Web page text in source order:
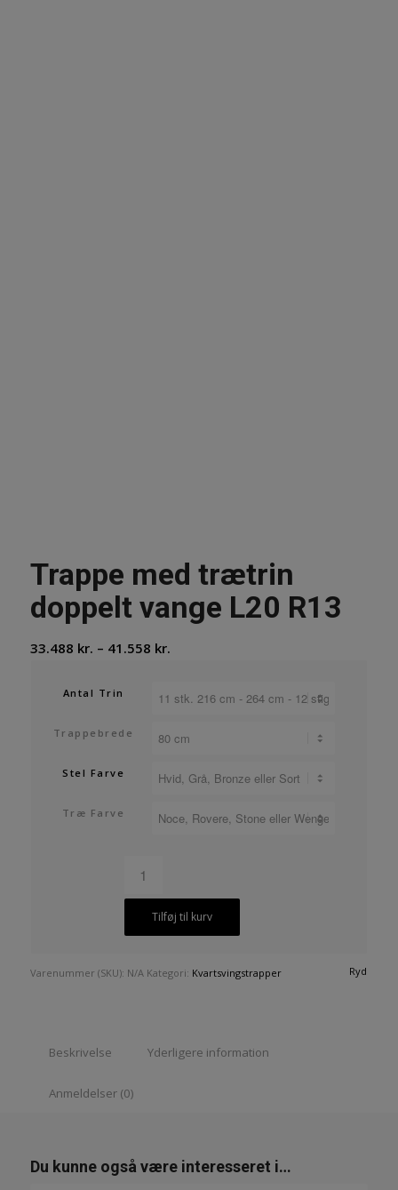
Trappe med trætrin
doppelt vange L20 R13
33.488 kr. – 41.558 kr.
Antal Trin
Trappebrede
Stel Farve
Træ Farve
Ryd
Tilføj til kurv
Varenummer (SKU): N/A Kategori: Kvartsvingstrapper
Beskrivelse Yderligere information
Anmeldelser (0)
Du kunne også være interesseret i…